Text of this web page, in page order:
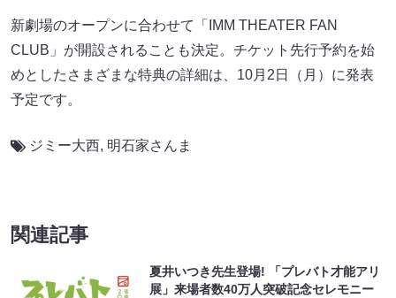
新劇場のオープンに合わせて「IMM THEATER FAN
CLUB」が開設されることも決定。チケット先行予約を始
めとしたさまざまな特典の詳細は、10月2日（月）に発表
予定です。
ジミー大西, 明石家さんま
関連記事
夏井いつき先生登場! 「プレバト才能アリ
展」来場者数40万人突破記念セレモニー